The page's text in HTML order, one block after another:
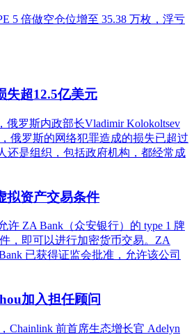
5 倍做空仓位增至 35.38 万枚，浮亏
失超12.5亿美元
俄罗斯内政部长Vladimir Kolokoltsev
俄罗斯的网络犯罪造成的损失已超过
还是组织，包括政府机构，都经常成
拟资产交易条件
许 ZA Bank（众安银行）的 type 1 牌
，即可以进行加密货币交易。ZA
已获得证监会批准，允许该公司
加入担任顾问
Chainlink 前首席生态增长官 Adelyn